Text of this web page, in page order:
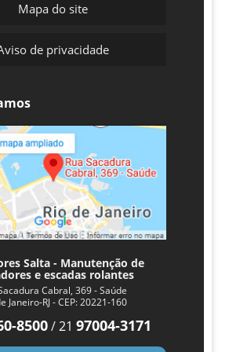
DE ELEVADORES E SISTEMAS
EM ELEVADORES – SISTEMAS
SALTA: MAIS NOVIDADES E
VOCÊ
SALTA: NOVIDADES E
VOCÊ
SEGURO OBRIGATÓRIO
ENTRAR NUM ELEVADOR
QUE CONVERSA E PREGA
VOCÊ? CONHEÇA O
PUBLICADA EM O GLOBO
DOS ELEVADORES
MANUTENÇÃO DAS PORTAS DE
PARA PORTAS DE
PARTICULARES
Mapa do site
de privacidade
Salta - Manutenção de
e escadas rolantes
Cabral, 369 - Saúde
Janeiro-RJ - CEP: 20221-160
8500/21 97004-3171